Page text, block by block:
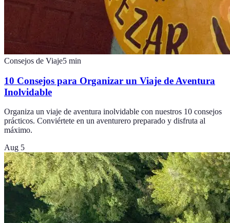
Consejos de Viaje5 min
10 Consejos para Organizar un Viaje de Aventura
Inolvidable
Organiza un viaje de aventura inolvidable con nuestros 10 consejos
prácticos. Conviértete en un aventurero preparado y disfruta al
máximo.
Aug 5